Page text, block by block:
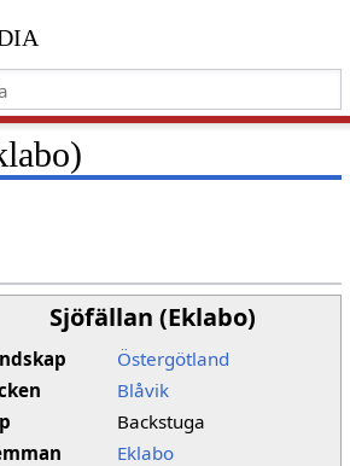
Sjöfällan (Eklabo)
Östergötland
Blåvik
Backstuga
Eklabo